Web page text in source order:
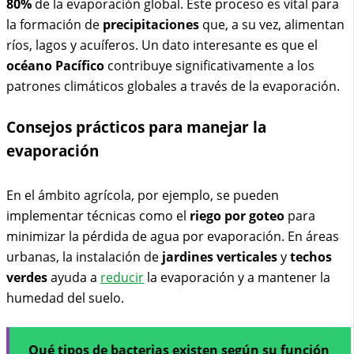
80% de la evaporación global. Este proceso es vital para
la formación de precipitaciones que, a su vez, alimentan
ríos, lagos y acuíferos. Un dato interesante es que el
océano Pacífico contribuye significativamente a los
patrones climáticos globales a través de la evaporación.
Consejos prácticos para manejar la
evaporación
En el ámbito agrícola, por ejemplo, se pueden
implementar técnicas como el riego por goteo para
minimizar la pérdida de agua por evaporación. En áreas
urbanas, la instalación de jardines verticalesytechos
verdesayuda a reducir la evaporación y a mantener la
humedad del suelo.
Qué tipos de bacterias existen según su función